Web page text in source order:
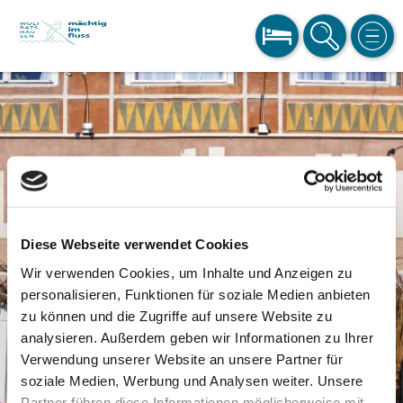
Diese Webseite verwendet Cookies
Wir verwenden Cookies, um Inhalte und Anzeigen zu
personalisieren, Funktionen für soziale Medien anbieten
zu können und die Zugriffe auf unsere Website zu
analysieren. Außerdem geben wir Informationen zu Ihrer
Verwendung unserer Website an unsere Partner für
soziale Medien, Werbung und Analysen weiter. Unsere
BUCHEN SUCHE MENÜ